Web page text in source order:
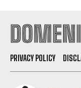
PRIVACY POLICY